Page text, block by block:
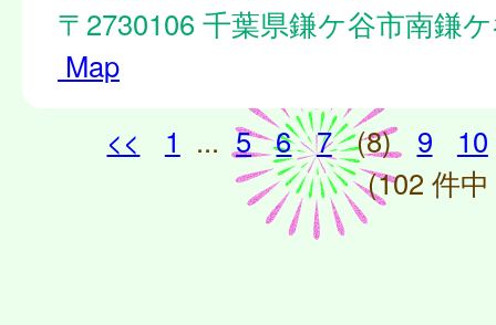
〒2730106 千葉県鎌ケ谷市南鎌
Map
<<
1 ... 5 6 7 (8) 9
10
(102 件